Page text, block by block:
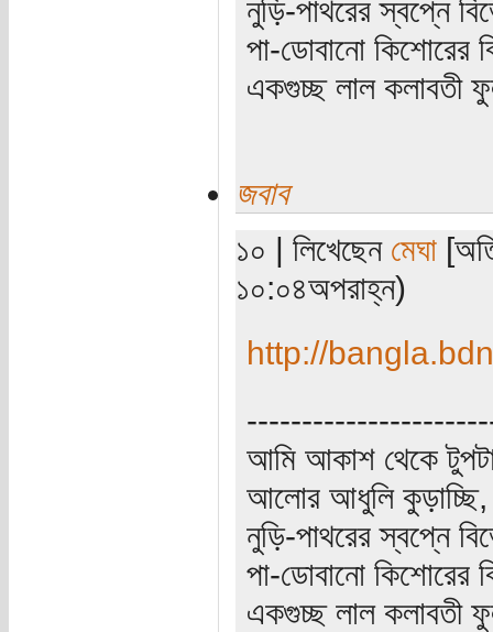
নুড়ি-পাথরের স্বপ্নে
পা-ডোবানো কিশোরের
একগুচ্ছ লাল কলাবতী
জবাব
১০ | লিখেছেন মেঘা
১০:০৪অপরাহ্ন)
http://
আমি আকাশ থেকে
আলোর আধুলি কুড়াচ্ছি,
নুড়ি-পাথরের স্বপ্নে
পা-ডোবানো কিশোরের
একগুচ্ছ লাল কলাবতী